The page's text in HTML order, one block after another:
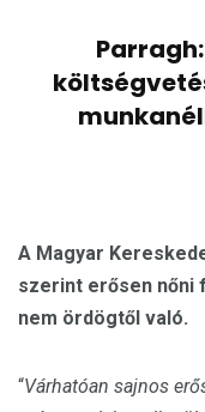
A Magyar
szerint erősen nőni
nem ördögtől való.
“Várhatóan sajnos